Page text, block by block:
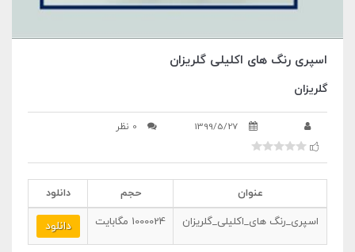
اسپری رنگ های اکلیلی گلریزان
گلریزان
1399/5/27 0 نظر
عنوان حجم
دانلود
اسپری_رنگ های_اکلیلی_گلریزان
1000024 مگابایت دانلود